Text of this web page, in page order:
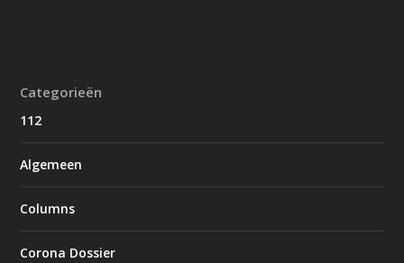
Categorieën
112
Algemeen
Columns
Corona Dossier